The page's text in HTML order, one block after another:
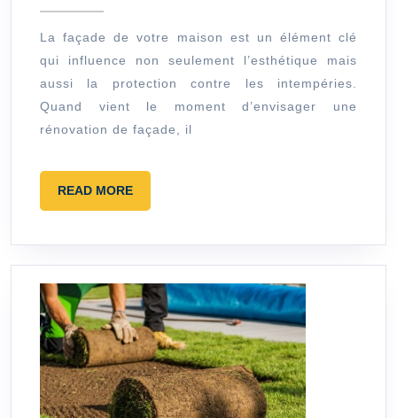
et
réaliser
des
travaux
La façade de votre maison est un élément clé
qui influence non seulement l’esthétique mais
aussi la protection contre les intempéries.
Quand vient le moment d’envisager une
rénovation de façade, il
READ MOREREAD
MORE